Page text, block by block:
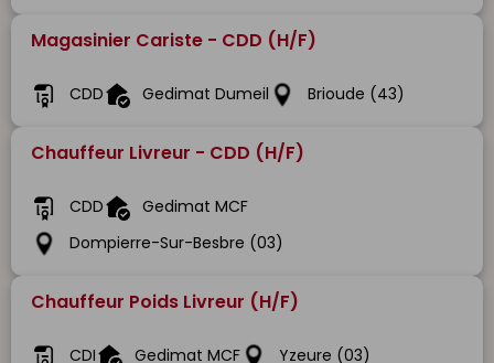
Magasinier Cariste - CDD (H/F)
CDD Gedimat Dumeil Brioude (43)
Chauffeur Livreur - CDD (H/F)
CDD
Gedimat MCF
Dompierre-Sur-Besbre (03)
Chauffeur Poids Livreur (H/F)
CDI Gedimat MCF Yzeure (03)